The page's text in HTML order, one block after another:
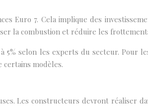
Euro 7. Cela implique des
la combustion et réduire les
selon les experts du secteur. Pour
modèles.
Les constructeurs devront réaliser